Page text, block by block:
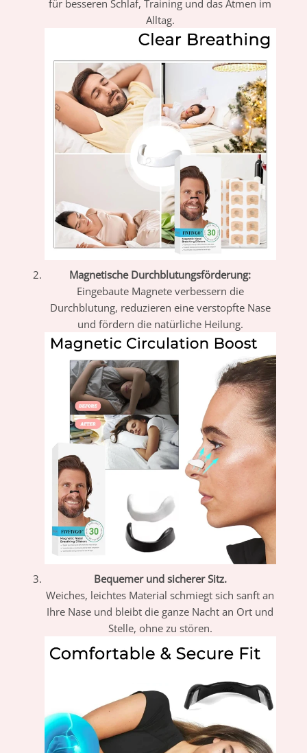
für besseren Schlaf, Training und das Atmen im
Alltag.
Magnetische Durchblutungsförderung:
Eingebaute Magnete verbessern die
Durchblutung, reduzieren eine verstopfte Nase
und fördern die natürliche Heilung.
Bequemer und sicherer Sitz.
Weiches, leichtes Material schmiegt sich sanft an
Ihre Nase und bleibt die ganze Nacht an Ort und
Stelle, ohne zu stören.